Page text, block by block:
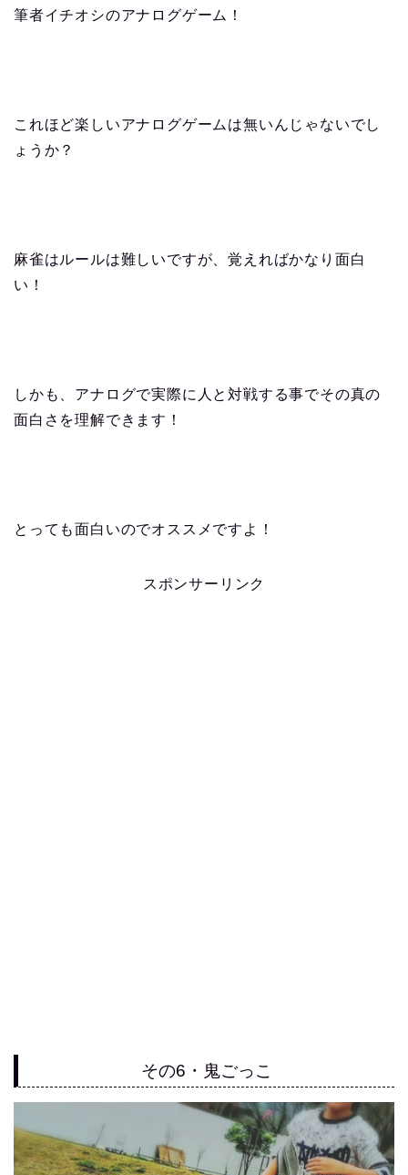
筆者イチオシのアナログゲーム！
これほど楽しいアナログゲームは無いんじゃないでし
ょうか？
麻雀はルールは難しいですが、覚えればかなり面白
い！
しかも、アナログで実際に人と対戦する事でその真の
面白さを理解できます！
とっても面白いのでオススメですよ！
スポンサーリンク
その6・鬼ごっこ